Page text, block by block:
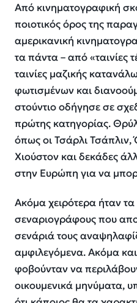
Από κινηματογραφική
ποιοτικός όρος της
αμερικανική
τα πάντα – από «ταινίες
ταινίες μαζικής
φωτισμένων και
στούντιο οδήγησε σε
πρώτης κατηγορίας.
όπως οι Τσάρλι Τσάπλιν,
Χιούστον και δεκάδες
στην Ευρώπη για να
Ακόμα χειρότερα ήταν
σεναριογράφους που
σενάριά τους
αμφιλεγόμενα. Ακόμα
φοβούνταν να
οικουμενικά μηνύματα,